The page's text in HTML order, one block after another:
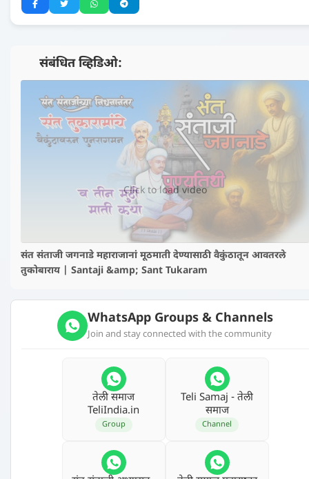
📺 संबंधित व्हिडिओ:
▶️
Click to load video
संत संताजी जगनाडे महाराजानां मूठमाती देण्यासाठी वैकुंठातून आवतरले
तुकोबाराय | Santaji &amp; Sant Tukaram
WhatsApp Groups & Channels
Join and stay connected with the community
तेली समाज
TeliIndia.in
Group
Teli Samaj - तेली
समाज
Channel